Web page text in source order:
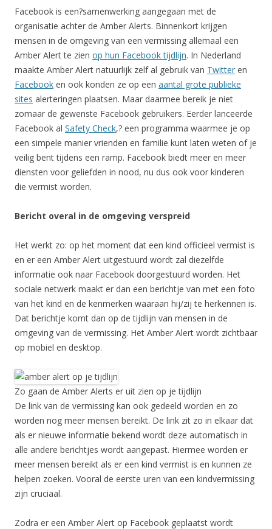
Facebook is een?samenwerking aangegaan met de
organisatie achter de Amber Alerts. Binnenkort krijgen
mensen in de omgeving van een vermissing allemaal een
Amber Alert te zien op hun Facebook tijdlijn. In Nederland
maakte Amber Alert natuurlijk zelf al gebruik van Twitter en
Facebook en ook konden ze op een aantal grote publieke
sites alerteringen plaatsen. Maar daarmee bereik je niet
zomaar de gewenste Facebook gebruikers. Eerder lanceerde
Facebook al Safety Check,? een programma waarmee je op
een simpele manier vrienden en familie kunt laten weten of je
veilig bent tijdens een ramp. Facebook biedt meer en meer
diensten voor geliefden in nood, nu dus ook voor kinderen
die vermist worden.
Bericht overal in de omgeving verspreid
Het werkt zo: op het moment dat een kind officieel vermist is
en er een Amber Alert uitgestuurd wordt zal diezelfde
informatie ook naar Facebook doorgestuurd worden. Het
sociale netwerk maakt er dan een berichtje van met een foto
van het kind en de kenmerken waaraan hij/zij te herkennen is.
Dat berichtje komt dan op de tijdlijn van mensen in de
omgeving van de vermissing. Het Amber Alert wordt zichtbaar
op mobiel en desktop.
Zo gaan de Amber Alerts er uit zien op je tijdlijn
De link van de vermissing kan ook gedeeld worden en zo
worden nog meer mensen bereikt. De link zit zo in elkaar dat
als er nieuwe informatie bekend wordt deze automatisch in
alle andere berichtjes wordt aangepast. Hiermee worden er
meer mensen bereikt als er een kind vermist is en kunnen ze
helpen zoeken. Vooral de eerste uren van een kindvermissing
zijn cruciaal.
Zodra er een Amber Alert op Facebook geplaatst wordt